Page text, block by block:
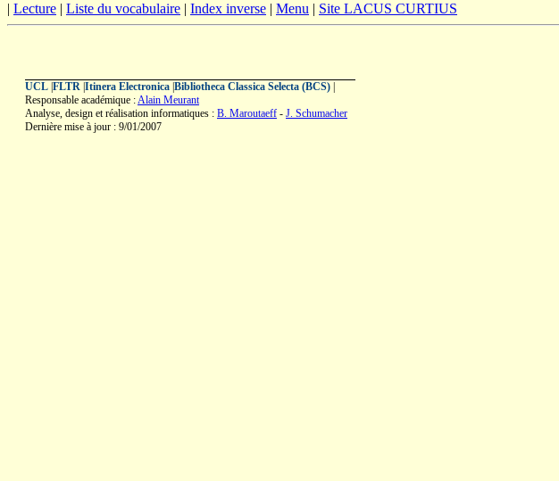
| Lecture | Liste du vocabulaire | Index inverse | Menu | Site LACUS CURTIUS
UCL FLTR Itinera Electronica Bibliotheca Classica Selecta (BCS)
Responsable académique :Alain Meurant
Analyse, design et réalisation informatiques : B. Maroutaeff - J. Schumacher
Dernière mise à jour : 9/01/2007